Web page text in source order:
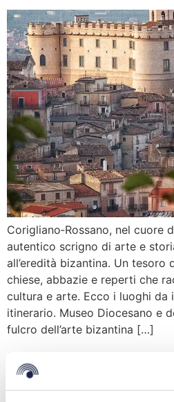
Corigliano‑Rossano, nel cuore
autentico scrigno di arte e
all’eredità bizantina. Un tesoro
chiese, abbazie e reperti che
cultura e arte. Ecco i luoghi da
itinerario. Museo Diocesano e
fulcro dell’arte bizantina […]
La magia dei
in Calabria: un